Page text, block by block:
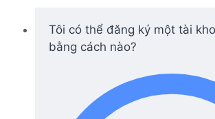
Tôi có thể đăng ký một tài
bằng cách nào?